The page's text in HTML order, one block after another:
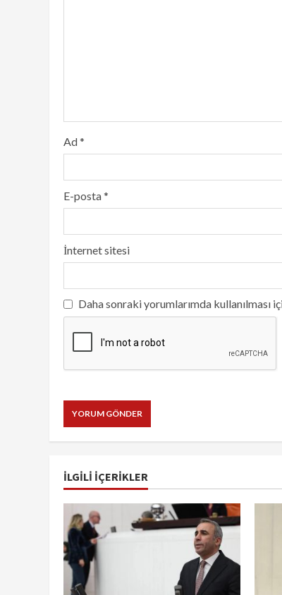
Ad*
E-posta*
İnternet sitesi
Daha sonraki yorumlarımda kullanılması
İLGILI IÇERIKLER